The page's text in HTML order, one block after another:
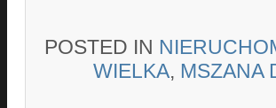
POSTED IN
WIELKA, MSZANA